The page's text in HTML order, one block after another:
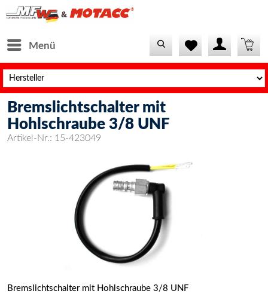
Menü
Bremslichtschalter mit
Hohlschraube 3/8 UNF
Artikel-Nr.: 15-423049
Bremslichtschalter mit Hohlschraube 3/8 UNF